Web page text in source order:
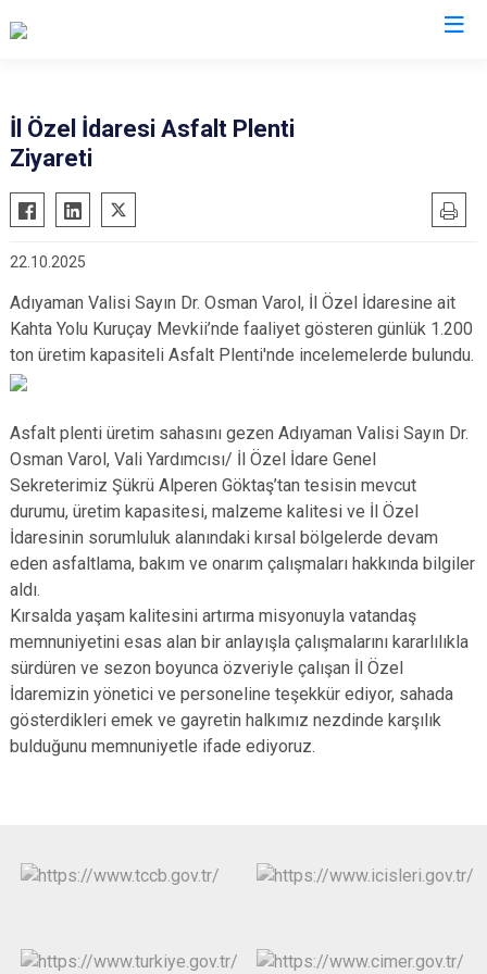
İl Özel İdaresi Asfalt Plenti
Ziyareti
22.10.2025
Adıyaman Valisi Sayın Dr. Osman Varol, İl Özel İdaresine ait
Kahta Yolu Kuruçay Mevkii’nde faaliyet gösteren günlük 1.200
ton üretim kapasiteli Asfalt Plenti'nde incelemelerde bulundu.
Asfalt plenti üretim sahasını gezen Adıyaman Valisi Sayın Dr.
Osman Varol, Vali Yardımcısı/ İl Özel İdare Genel
Sekreterimiz Şükrü Alperen Göktaş’tan tesisin mevcut
durumu, üretim kapasitesi, malzeme kalitesi ve İl Özel
İdaresinin sorumluluk alanındaki kırsal bölgelerde devam
eden asfaltlama, bakım ve onarım çalışmaları hakkında bilgiler
aldı.
Kırsalda yaşam kalitesini artırma misyonuyla vatandaş
memnuniyetini esas alan bir anlayışla çalışmalarını kararlılıkla
sürdüren ve sezon boyunca özveriyle çalışan İl Özel
İdaremizin yönetici ve personeline teşekkür ediyor, sahada
gösterdikleri emek ve gayretin halkımız nezdinde karşılık
bulduğunu memnuniyetle ifade ediyoruz.